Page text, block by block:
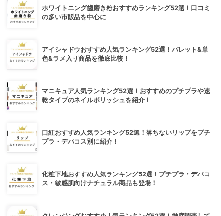
ホワイトニング歯磨き粉おすすめランキング52選！口コミ
の多い市販品を中心に
アイシャドウおすすめ人気ランキング52選！パレット&単
色&ラメ入り商品を徹底比較！
マニキュア人気ランキング52選！おすすめのプチプラや速
乾タイプのネイルポリッシュを紹介！
口紅おすすめ人気ランキング52選！落ちないリップをプチ
プラ・デパコス別に紹介！
化粧下地おすすめ人気ランキング52選！プチプラ・デパコ
ス・敏感肌向けナチュラル商品も登場！